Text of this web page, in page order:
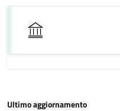
Ultimo aggiornamento